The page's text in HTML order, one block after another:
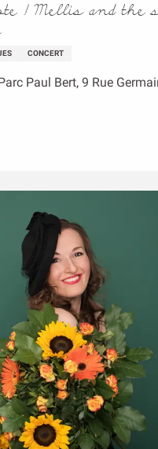
! Mellis and the
CONCERT
Paul Bert, 9 Rue
aux favoris